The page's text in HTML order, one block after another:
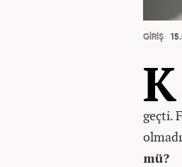
GİRİŞ
K
geçti.
mü?